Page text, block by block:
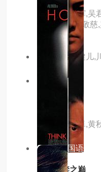
主演：梁家辉,吴
琳,陈辉虹,彭敬
主演：野岛健儿,
hd
生死拳速
主演：赵文卓,黄
4.0分 hd国语
决战紫禁之巅